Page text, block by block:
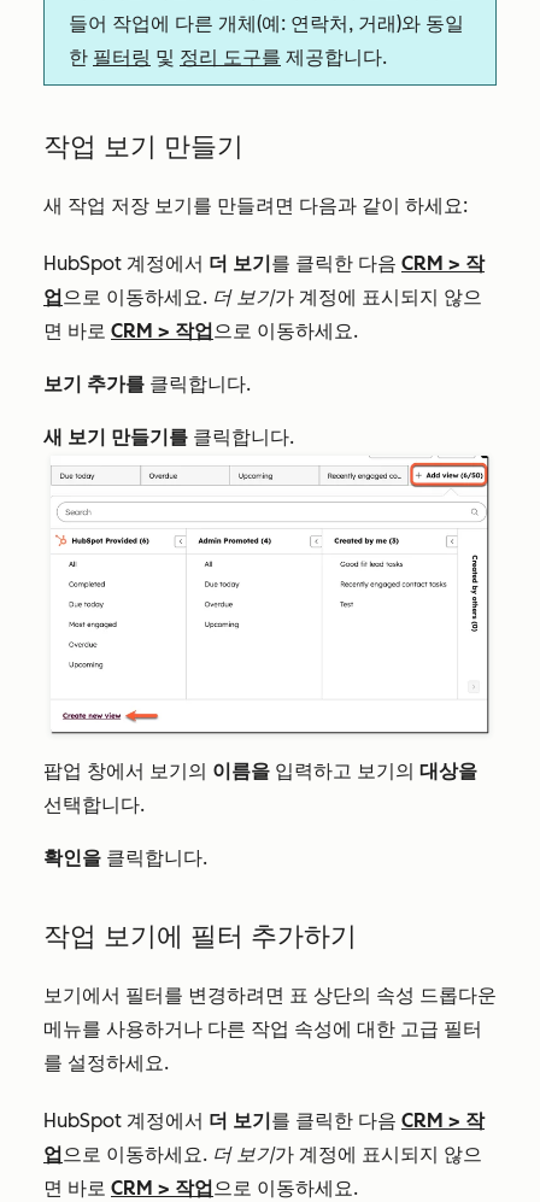
들어 작업에 다른 개체(예: 연락처, 거래)와 동일
한 필터링 및 정리 도구를 제공합니다.
작업 보기 만들기
새 작업 저장 보기를 만들려면 다음과 같이 하세요:
HubSpot 계정에서 더 보기를 클릭한 다음 CRM > 작
업으로 이동하세요. 더 보기가 계정에 표시되지 않으
면 바로 CRM > 작업으로 이동하세요.
보기 추가를 클릭합니다.
새 보기 만들기를 클릭합니다.
팝업 창에서 보기의 이름을 입력하고 보기의 대상을
선택합니다.
확인을 클릭합니다.
작업 보기에 필터 추가하기
보기에서 필터를 변경하려면 표 상단의 속성 드롭다운
메뉴를 사용하거나 다른 작업 속성에 대한 고급 필터
를 설정하세요.
HubSpot 계정에서 더 보기 를 클릭한 다음 CRM > 작
업 으로 이동하세요. 더 보기가 계정에 표시되지 않으
면 바로 CRM > 작업 으로 이동하세요.